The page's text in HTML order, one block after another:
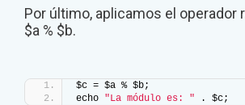
Por último, aplicamos el operador
$a % $b.
$c = $a % $b;
echo "La módulo es: " . $c;